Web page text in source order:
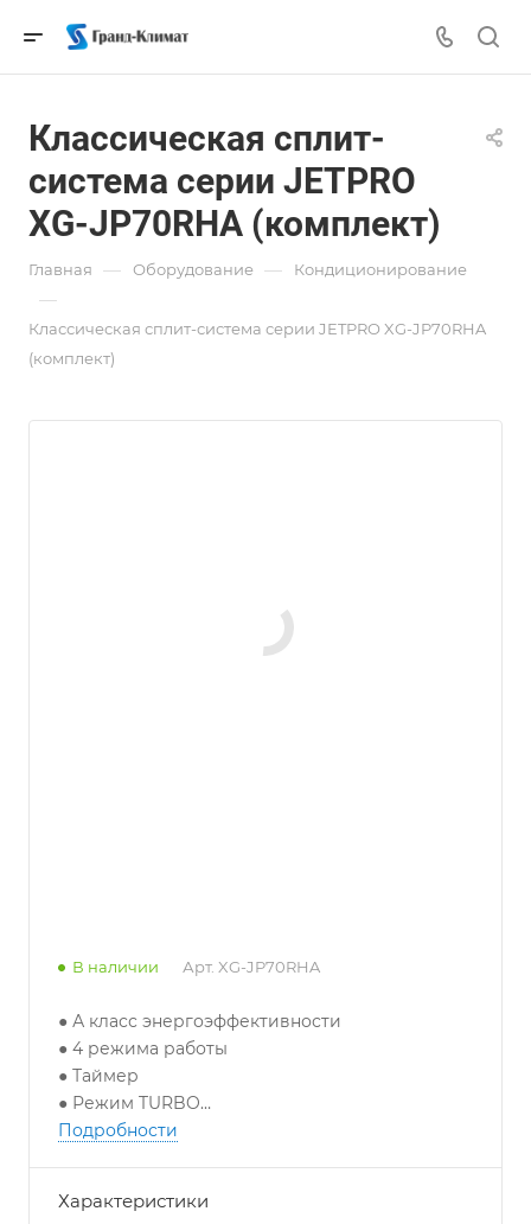
Классическая сплит-
система серии JETPRO
XG-JP70RHA (комплект)
Главная — Оборудование — Кондиционирование
—
Классическая сплит-система серии JETPRO XG-JP70RHA
(комплект)
В наличии Арт. XG-JP70RHA
● А класс энергоэффективности
● 4 режима работы
● Таймер
● Режим TURBO
● Ночной режим
● Антикоррозийное покрытие Golden Fin
Подробности
Характеристики